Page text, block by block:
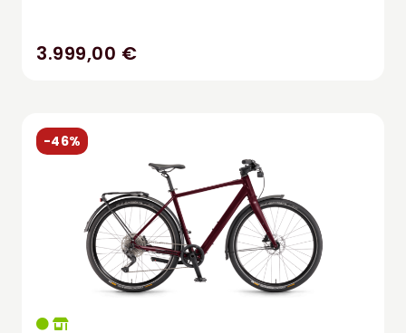
3.999,00 €
-46%